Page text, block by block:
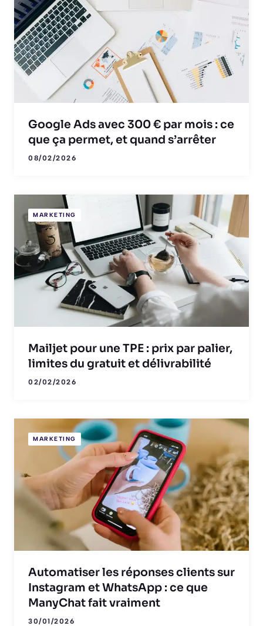
Google Ads avec 300 € par mois : ce
que ça permet, et quand s’arrêter
08/02/2026
MARKETING
Mailjet pour une TPE : prix par palier,
limites du gratuit et délivrabilité
02/02/2026
MARKETING
Automatiser les réponses clients sur
Instagram et WhatsApp : ce que
ManyChat fait vraiment
30/01/2026